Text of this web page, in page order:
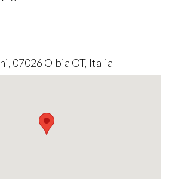
07026 Olbia OT, Italia